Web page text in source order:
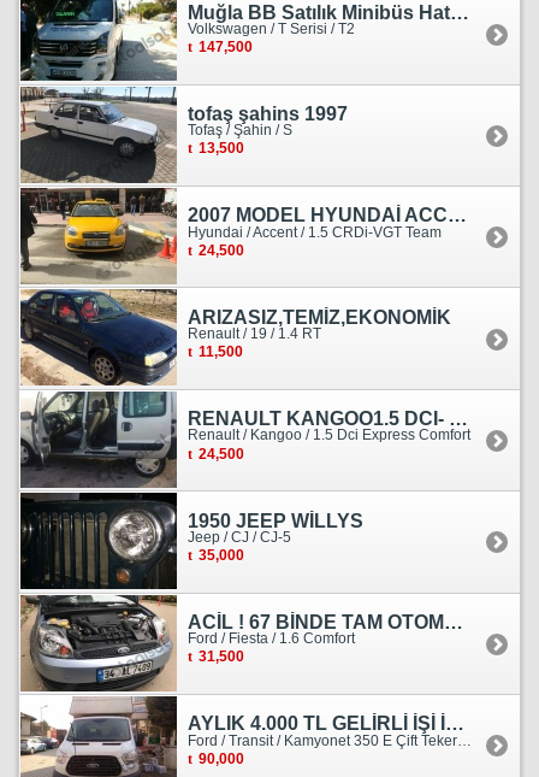
Muğla BB Satılık Minibüs Hatı Volkswagen Crafter
Volkswagen / T Serisi / T2
147,500
tofaş şahins 1997
Tofaş / Şahin / S
13,500
2007 MODEL HYUNDAİ ACCENT ERA MOTOR YENİ YAPILDI
Hyundai / Accent / 1.5 CRDi-VGT Team
24,500
ARIZASIZ,TEMİZ,EKONOMİK
Renault / 19 / 1.4 RT
11,500
RENAULT KANGOO1.5 DCI- 138 KM
Renault / Kangoo / 1.5 Dci Express Comfort
24,500
1950 JEEP WİLLYS
Jeep / CJ / CJ-5
35,000
ACİL ! 67 BİNDE TAM OTOMATİK FORD FİESTA
Ford / Fiesta / 1.6 Comfort
31,500
AYLIK 4.000 TL GELİRLİ İŞİ İLE BİRLİKTE SATILIKTIR.
90,000